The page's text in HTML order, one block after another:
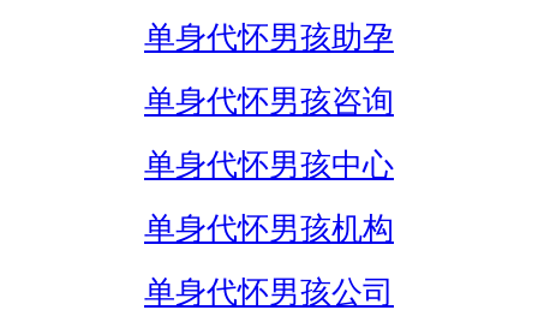
单身代怀男孩助孕
单身代怀男孩咨询
单身代怀男孩中心
单身代怀男孩机构
单身代怀男孩公司